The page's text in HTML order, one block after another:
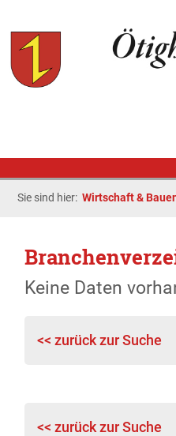
Sie sind hier:Wirtschaft &
Keine Daten
<< zurück zur Suche
<< zurück zur Suche